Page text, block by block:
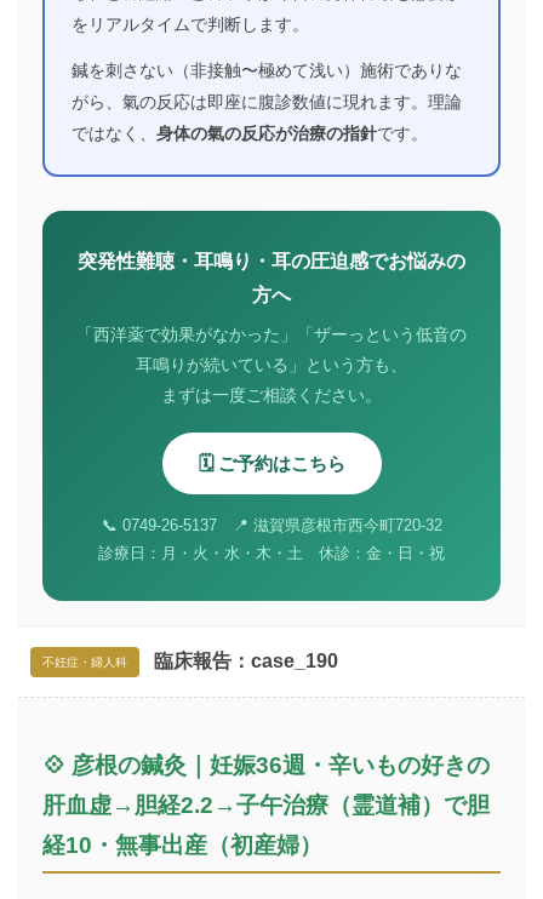
をリアルタイムで判断します。
鍼を刺さない（非接触〜極めて浅い）施術でありな
がら、氣の反応は即座に腹診数値に現れます。理論
ではなく、 身体の氣の反応が治療の指針です。
突発性難聴・耳鳴り・耳の圧迫感でお悩みの
方へ
「西洋薬で効果がなかった」「ザーっという低音の
耳鳴りが続いている」という方も、
まずは一度ご相談ください。
🗓️ ご予約はこちら
📞 0749-26-5137 📍 滋賀県彦根市西今町720-32
診療日：月・火・水・木・土 休診：金・日・祝
不妊症・婦人科 臨床報告：case_190
💠 彦根の鍼灸｜妊娠36週・辛いもの好きの
肝血虚→胆経2.2→子午治療（霊道補）で胆
経10・無事出産（初産婦）